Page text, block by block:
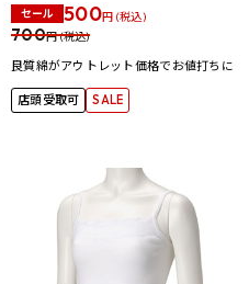
セール 500円 (税込)
700円 (税込)
良質綿がアウトレット価格でお値打ちに
店頭受取可 SALE